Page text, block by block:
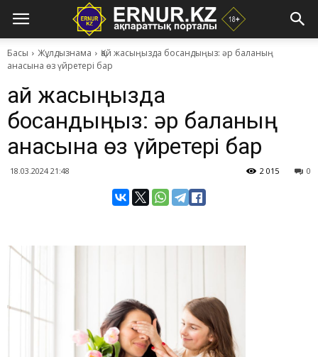
Басы Жұлдызнама
Қай жасыңызда босандыңыз: әр баланың
анасына өз үйретері бар
Қай жасыңызда
босандыңыз: әр баланың
анасына өз үйретері бар
18.03.2024 21:48 0
2 015